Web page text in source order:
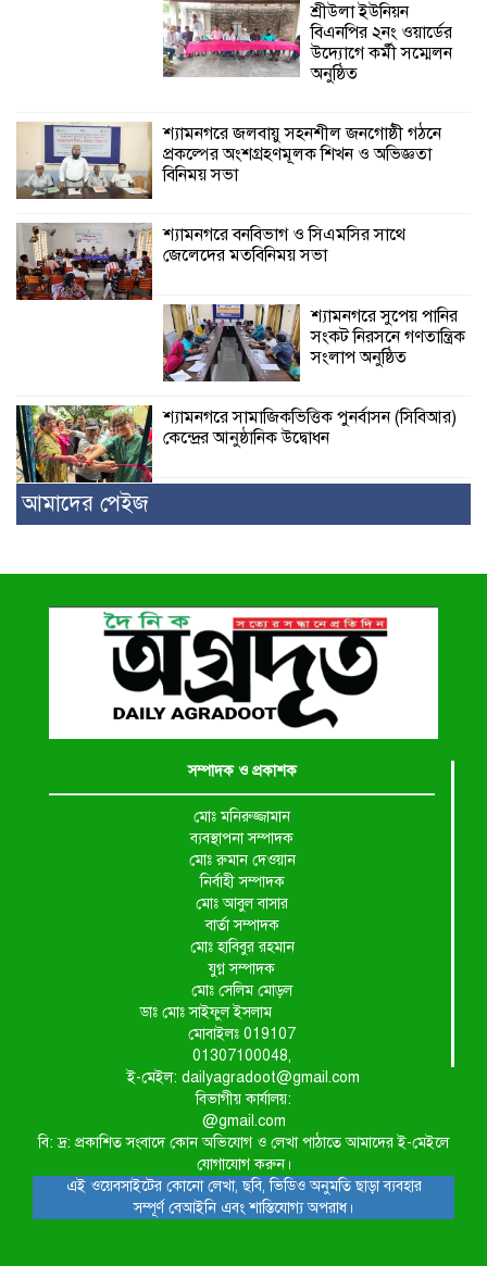
শ্রীউলা ইউনিয়ন
বিএনপির ২নং ওয়ার্ডের
উদ্যোগে কর্মী সম্মেলন
অনুষ্ঠিত
শ্যামনগরে জলবায়ু সহনশীল জনগোষ্ঠী গঠনে
প্রকল্পের অংশগ্রহণমূলক শিখন ও অভিজ্ঞতা
বিনিময় সভা
শ্যামনগরে বনবিভাগ ও সিএমসির সাথে
জেলেদের মতবিনিময় সভা
শ্যামনগরে সুপেয় পানির
সংকট নিরসনে গণতান্ত্রিক
সংলাপ অনুষ্ঠিত
শ্যামনগরে সামাজিকভিত্তিক পুনর্বাসন (সিবিআর)
কেন্দ্রের আনুষ্ঠানিক উদ্বোধন
আমাদের পেইজ
সম্পাদক ও প্রকাশক
মোঃ মনিরুজ্জামান
ব্যবস্থাপনা সম্পাদক
মোঃ রুমান দেওয়ান
নির্বাহী সম্পাদক
মোঃ আবুল বাসার
বার্তা সম্পাদক
মোঃ হাবিবুর রহমান
যুগ্ন সম্পাদক
মোঃ সেলিম মোড়ল
ডাঃ মোঃ সাইফুল ইসলাম
মোবাইলঃ 019107
01307100048,
ই-মেইল: dailyagradoot@gmail.com
বিভাগীয় কার্যালয়:
@gmail.com
বি: দ্র: প্রকাশিত সংবাদে কোন অভিযোগ ও লেখা পাঠাতে আমাদের ই-মেইলে
যোগাযোগ করুন।
এই ওয়েবসাইটের কোনো লেখা, ছবি, ভিডিও অনুমতি ছাড়া ব্যবহার
সম্পূর্ণ বেআইনি এবং শাস্তিযোগ্য অপরাধ।